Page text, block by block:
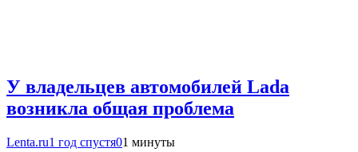
У владельцев автомобилей Lada
возникла общая проблема
Lenta.ru1 год спустя01 минуты